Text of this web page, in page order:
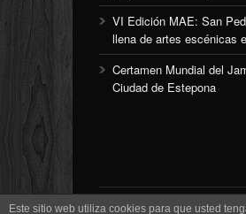
VI Edición MAE: San
llena de artes escénicas
Certamen Mundial del
Ciudad de Estepona
Este sitio web utiliza cookies para que usted